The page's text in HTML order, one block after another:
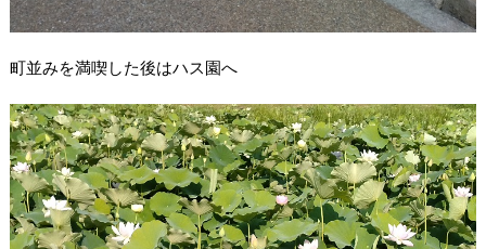
町並みを満喫した後はハス園へ